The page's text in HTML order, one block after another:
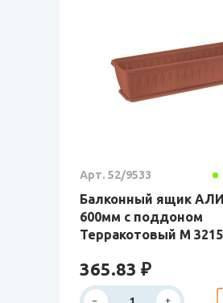
Арт. 52/9533
Балконный ящик
600мм с поддоном
Терракотовый М 3215
365.83 ₽